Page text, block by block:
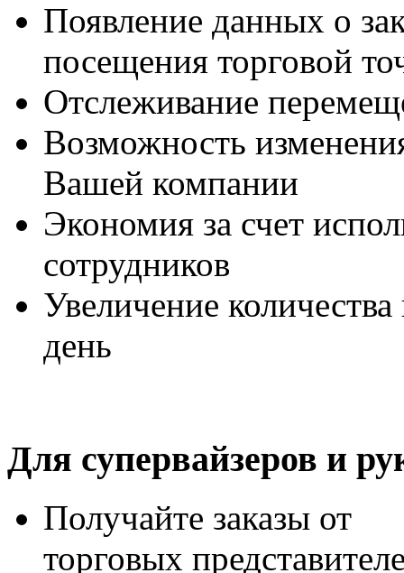
Появление данных о
посещения торговой
Отслеживание
Возможность
Вашей компании
Экономия за счет
сотрудников
Увеличение
день
Для супервайзеров и
Получайте заказы от
торговых